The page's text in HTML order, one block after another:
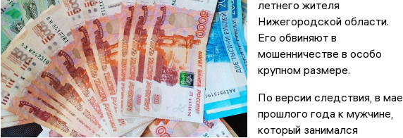
летнего жителя
Нижегородской области.
Его обвиняют в
мошенничестве в особо
крупном размере.
По версии следствия, в мае
прошлого года к мужчине,
который занимался